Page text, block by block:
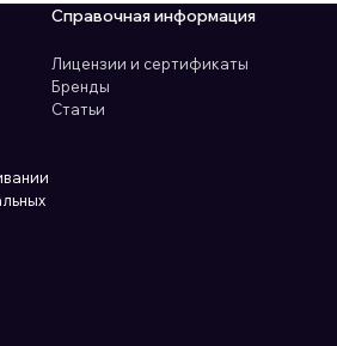
Справочная информация
Лицензии и сертификаты
Бренды
Статьи